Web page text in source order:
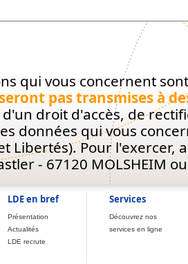
qui vous concernent
pas transmises à
d'un droit d'accès, de
données qui vous
Libertés). Pour l'exercer,
- 67120 MOLSHEIM
LDE en bref
Présentation
Actualités
LDE recrute
Services
Découvrez nos
services en ligne